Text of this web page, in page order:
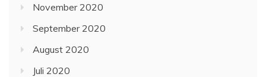
November 2020
September 2020
August 2020
Juli 2020